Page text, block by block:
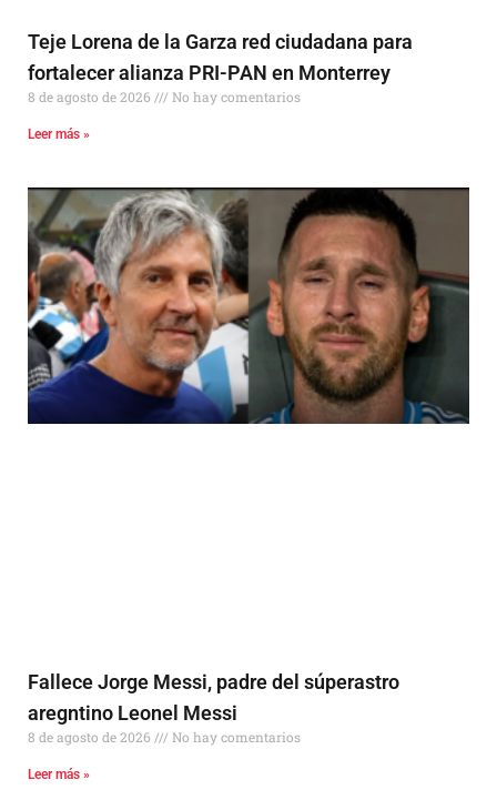
Teje Lorena de la Garza red ciudadana para
fortalecer alianza PRI-PAN en Monterrey
8 de agosto de 2026 No hay comentarios
Leer más »
Fallece Jorge Messi, padre del súperastro
aregntino Leonel Messi
8 de agosto de 2026 No hay comentarios
Leer más »